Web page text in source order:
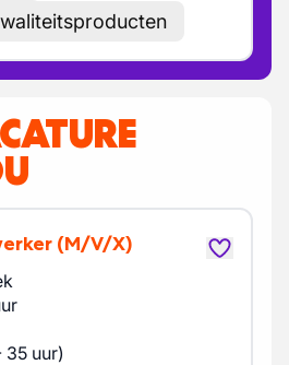
(M/V/X)
uur)